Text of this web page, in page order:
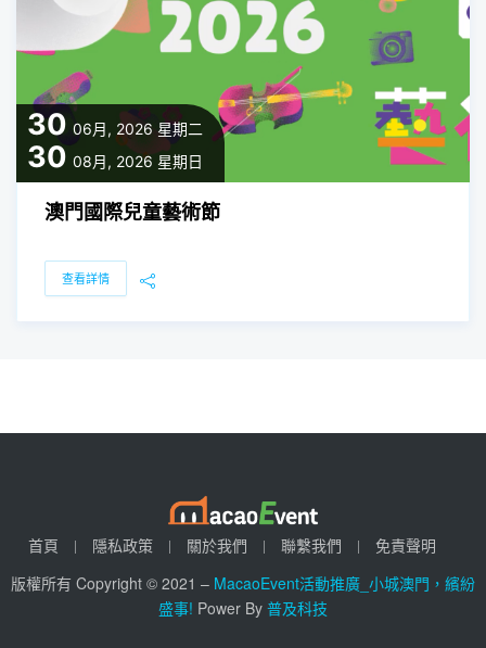
30 06月, 2026 星期二
30 08月, 2026 星期日
澳門國際兒童藝術節
查看詳情
首頁 隱私政策 關於我們 聯繫我們
免責聲明
版權所有 Copyright © 2021 – MacaoEvent活動推廣_小城澳門，繽紛
盛事! Power By 普及科技